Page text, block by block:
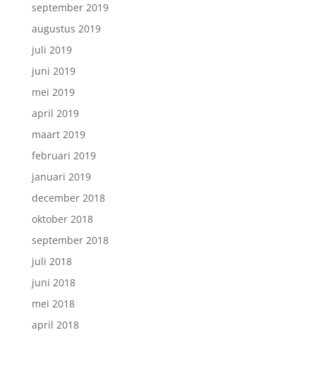
september 2019
augustus 2019
juli 2019
juni 2019
mei 2019
april 2019
maart 2019
februari 2019
januari 2019
december 2018
oktober 2018
september 2018
juli 2018
juni 2018
mei 2018
april 2018